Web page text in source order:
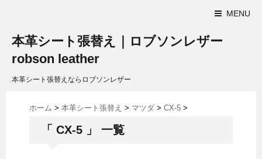
MENU
本革シート張替え｜ロブソンレザー
robson leather
本革シート張替えならロブソンレザー
ホーム > 本革シート張替え > マツダ > CX-5 >
「 CX-5 」 一覧